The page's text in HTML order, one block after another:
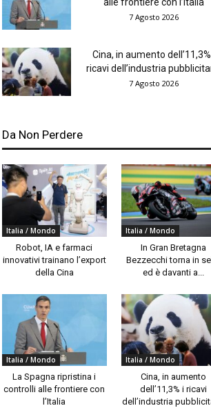
alle frontiere con l’Italia
7 Agosto 2026
Cina, in aumento
ricavi dell’industria
7 Agosto 2026
Da Non Perdere
Italia / Mondo
Robot, IA e farmaci
innovativi trainano l’export
della Cina
Italia / Mondo
In Gran Bretagna
Bezzecchi torna in
ed è davanti a...
Italia / Mondo
La Spagna ripristina i
controlli alle frontiere con
l’Italia
Italia / Mondo
Cina, in aumento
dell’11,3% i ricavi
dell’industria